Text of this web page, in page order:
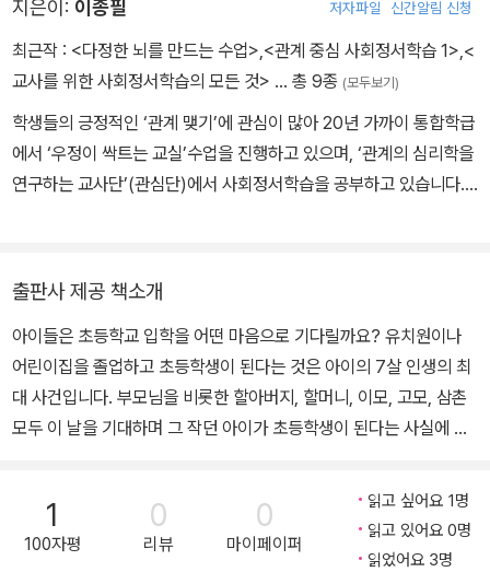
지은이: 이종필 저자파일 신간알림 신청
최근작 : <다정한 뇌를 만드는 수업>,<관계 중심 사회정서학습 1>,<
교사를 위한 사회정서학습의 모든 것> … 총 9종 (모두보기)
학생들의 긍정적인 ‘관계 맺기’에 관심이 많아 20년 가까이 통합학급
에서 ‘우정이 싹트는 교실’수업을 진행하고 있으며, ‘관계의 심리학을
연구하는 교사단’(관심단)에서 사회정서학습을 공부하고 있습니다.
니다.
출판사 제공 책소개
아이들은 초등학교 입학을 어떤 마음으로 기다릴까요? 유치원이나
어린이집을 졸업하고 초등학생이 된다는 것은 아이의 7살 인생의 최
대 사건입니다. 부모님을 비롯한 할아버지, 할머니, 이모, 고모, 삼촌
모두 이 날을 기대하며 그 작던 아이가 초등학생이 된다는 사실에 축
에 입을 새 옷을 사고, 책도 선물 받고, 예쁜 학용품도 사고, 7살 인생
최대의 이벤트를 앞두고 아이들은 이제 드디어 초등학생 형과 언니가
된다는 사실에 설레는 날을 보냅니다. 장애가 있는 어린이들에게 이
1
100자평
0
리뷰
0
마이페이퍼
읽고 싶어요 1명
읽고 있어요 0명
읽었어요 3명